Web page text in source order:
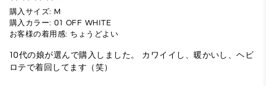
購入サイズ: M
購入カラー: 01 OFF WHITE
お客様の着用感: ちょうどよい
10代の娘が選んで購入しました。 カワイイし、暖かいし、ヘビ
ロテで着回してます（笑）